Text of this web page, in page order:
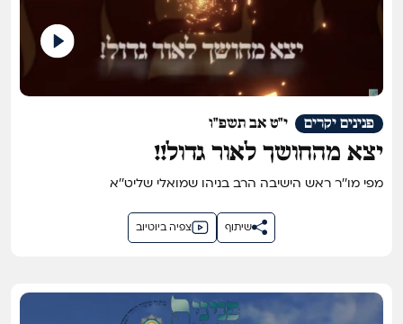
י"ט אב תשפ"ו פנינים יקרים
יצא מהחושך לאור גדול!!
מפי מו''ר ראש הישיבה הרב בניהו שמואלי שליט''א
צפיה ביוטיוב שיתוף